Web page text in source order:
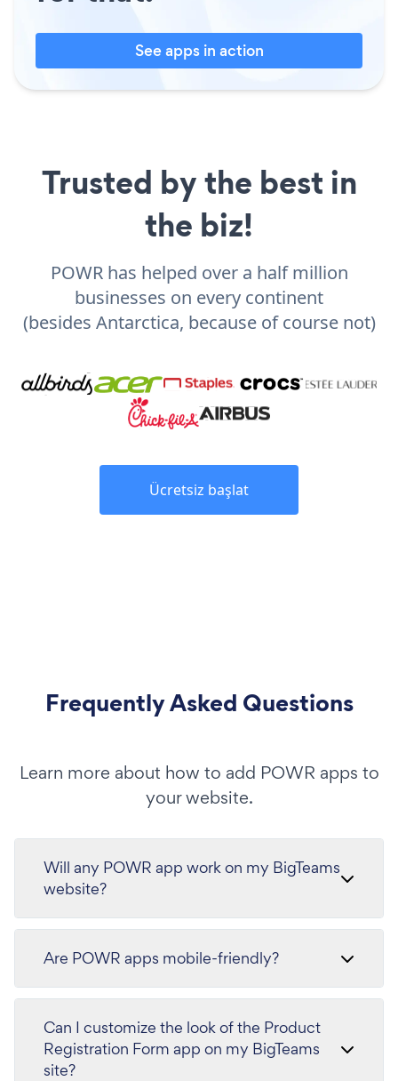
See apps in action
Trusted by the best in
the biz!
POWR has helped over a half million
businesses on every continent
(besides Antarctica, because of course not)
Ücretsiz başlat
Frequently Asked Questions
Learn more about how to add POWR apps to
your website.
Will any POWR app work on my BigTeams
website?
Are POWR apps mobile-friendly?
Can I customize the look of the Product
Registration Form app on my BigTeams
site?